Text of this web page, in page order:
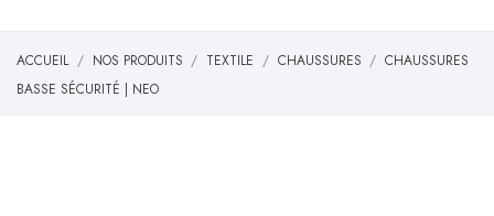
ACCUEIL NOS PRODUITS TEXTILE CHAUSSURES
CHAUSSURES
BASSE SÉCURITÉ | NEO